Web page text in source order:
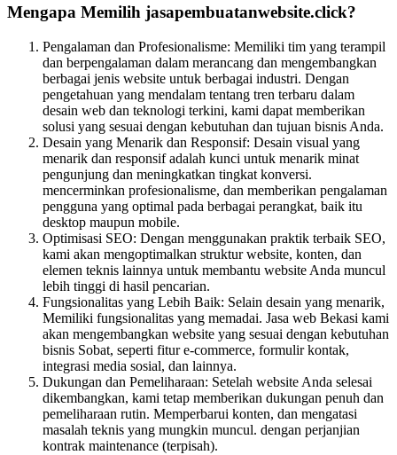
Mengapa Memilih jasapembuatanwebsite.click?
Pengalaman dan Profesionalisme: Memiliki tim yang terampil
dan berpengalaman dalam merancang dan mengembangkan
berbagai jenis website untuk berbagai industri. Dengan
pengetahuan yang mendalam tentang tren terbaru dalam
desain web dan teknologi terkini, kami dapat memberikan
solusi yang sesuai dengan kebutuhan dan tujuan bisnis Anda.
Desain yang Menarik dan Responsif: Desain visual yang
menarik dan responsif adalah kunci untuk menarik minat
pengunjung dan meningkatkan tingkat konversi.
mencerminkan profesionalisme, dan memberikan pengalaman
pengguna yang optimal pada berbagai perangkat, baik itu
desktop maupun mobile.
Optimisasi SEO: Dengan menggunakan praktik terbaik SEO,
kami akan mengoptimalkan struktur website, konten, dan
elemen teknis lainnya untuk membantu website Anda muncul
lebih tinggi di hasil pencarian.
Fungsionalitas yang Lebih Baik: Selain desain yang menarik,
Memiliki fungsionalitas yang memadai. Jasa web Bekasi kami
akan mengembangkan website yang sesuai dengan kebutuhan
bisnis Sobat, seperti fitur e-commerce, formulir kontak,
integrasi media sosial, dan lainnya.
Dukungan dan Pemeliharaan: Setelah website Anda selesai
dikembangkan, kami tetap memberikan dukungan penuh dan
pemeliharaan rutin. Memperbarui konten, dan mengatasi
masalah teknis yang mungkin muncul. dengan perjanjian
kontrak maintenance (terpisah).